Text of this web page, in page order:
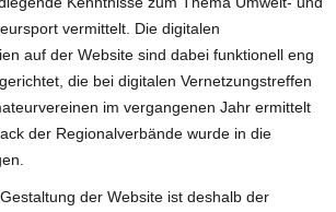
vermittelt. Die digitalen
auf der Website sind dabei funktionell eng
die bei digitalen Vernetzungstreffen
im vergangenen Jahr ermittelt
der Regionalverbände wurde in die
der Website ist deshalb der